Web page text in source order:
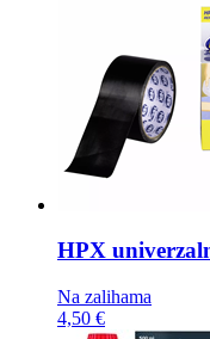
HPX
Na zalihama
4,50 €